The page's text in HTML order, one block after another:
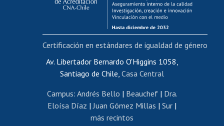
Funcionarias/os
Cursos internos de capacitación
Bienestar del personal
Portal de movilidad interna
Certificado de renta
Certificado de renta honorarios
Editar páginas blancas
Extranjeras/os
Av. Libertador Bernardo O'Higgins 1058,
Santiago de Chile, Casa Central
Campus: Andrés Bello | Beauchef| Dra.
Eloísa Díaz |Juan Gómez Millas | Sur |
más recintos
Certificación en estándares de igualdad de género